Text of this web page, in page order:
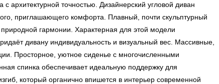
точностью. Дизайнерский угловой диван
приглашающего комфорта. Плавный, почти скульптурный
гармонии. Характерная для этой модели
дивану индивидуальность и визуальный вес. Массивные,
Просторное, уютное сиденье с многочисленными
спинка обеспечивает идеальную поддержку для
который органично впишется в интерьер современной